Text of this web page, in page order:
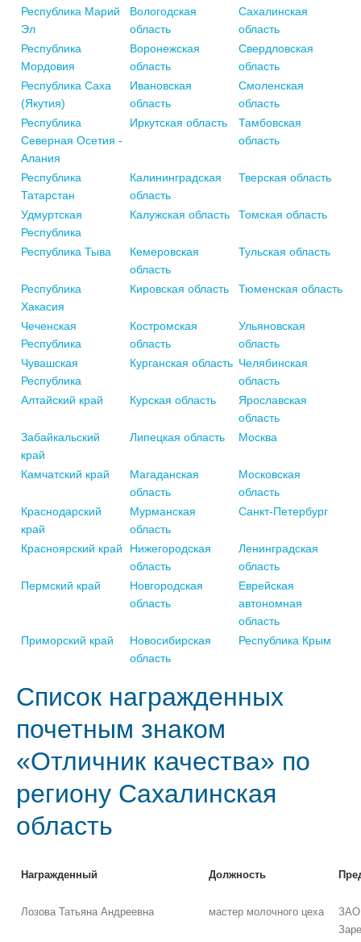
Республика Марий
Эл
Вологодская
область
Сахалинская
область
Республика
Мордовия
Воронежская
область
Свердловская
область
Республика Саха
(Якутия)
Ивановская
область
Смоленская
область
Республика
Северная Осетия -
Алания
Иркутская область
Тамбовская
область
Республика
Татарстан
Калининградская
область
Тверская область
Удмуртская
Республика
Калужская область Томская область
Республика Тыва
Кемеровская
область
Тульская область
Республика
Хакасия
Кировская область Тюменская область
Чеченская
Республика
Костромская
область
Ульяновская
область
Чувашская
Республика
Курганская область Челябинская
область
Алтайский край
Курская область
Ярославская
область
Забайкальский
край
Липецкая область Москва
Камчатский край
Магаданская
область
Московская
область
Краснодарский
край
Мурманская
область
Санкт-Петербург
Красноярский край
Нижегородская
область
Ленинградская
область
Пермский край
Новгородская
область
Еврейская
автономная
область
Приморский край
Новосибирская
область
Республика Крым
Список награжденных
почетным знаком
«Отличник качества» по
региону Сахалинская
область
Награжденный Должность
Лозова Татьяна Андреевна мастер молочного цеха
ЗАО